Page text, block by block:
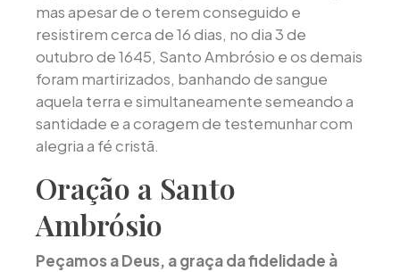
mas apesar de o terem conseguido e
resistirem cerca de 16 dias, no dia 3 de
outubro de 1645, Santo Ambrósio e os demais
foram martirizados, banhando de sangue
aquela terra e simultaneamente semeando a
santidade e a coragem de testemunhar com
alegria a fé cristã.
Oração a Santo
Ambrósio
Peçamos a Deus, a graça da fidelidade à